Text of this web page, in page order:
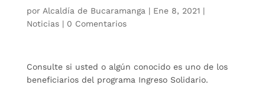
por Alcaldía de Bucaramanga | Ene 8, 2021 |
Noticias| 0 Comentarios
Consulte si usted o algún conocido es uno de los
beneficiarios del programa Ingreso Solidario.